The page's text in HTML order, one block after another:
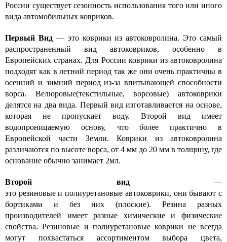
России существует сезонность использования того или иного
вида автомобильных ковриков.
Первый Вид— это коврики из автоковролина. Это самый
распространенный вид автоковриков, особенно в
Европейских странах. Для России коврики из автоковролина
подходят как в летний период так же они очень практичны в
осенний и зимний период из-за впитывающей способности
ворса. Велюровые(текстильные, ворсовые) автоковрики
делятся на два вида. Первый вид изготавливается на основе,
которая не пропускает воду. Второй вид имеет
водопроницаемую основу, что более практично в
Европейской части Земли. Коврики из автоковролина
различаются по высоте ворса, от 4 мм до 20 мм в толщину, где
основание обычно занимает 2мл.
Второй вид—
это резиновые и полиуретановые автоковрики, они бывают с
бортиками и без них (плоские). Резина разных
производителей имеет разные химические и физические
свойства. Резиновые и полиуретановые коврики не всегда
могут похвастаться ассортиментом выбора цвета,